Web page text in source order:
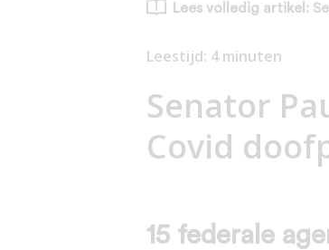
Lees volledig artikel:
Leestijd: 4 minuten
Senator
Covid
15 federale